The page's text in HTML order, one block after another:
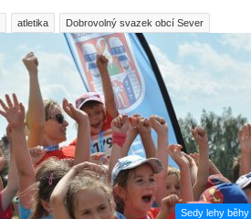
atletika Dobrovolný svazek obcí Sever
Sedy lehy běhy